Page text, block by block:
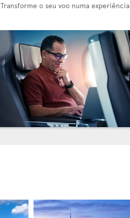
Transforme o seu voo numa experiência